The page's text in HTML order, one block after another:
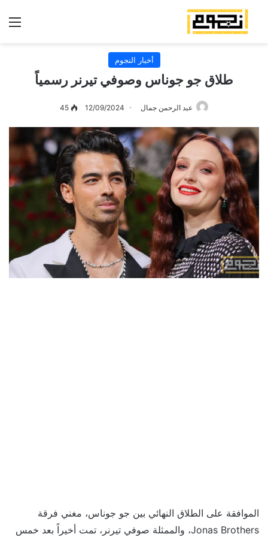
أخبار النجوم
طلاق جو جوناس وصوفي تيرنر رسمياً
عبد الرحمن جمال 12/09/2024
45
الموافقة على الطلاق النهائي بين جو جوناس، مغني فرقة
Jonas Brothers، والممثلة صوفي تيرنر، تمت أخيراً بعد خمس